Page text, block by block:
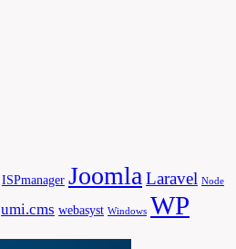
ISPmanager Joomla Laravel Node
umi.cms webasyst Windows WP